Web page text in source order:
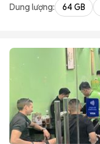
Dung lượng: 64 GB